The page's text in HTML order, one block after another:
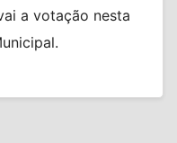
a votação nesta